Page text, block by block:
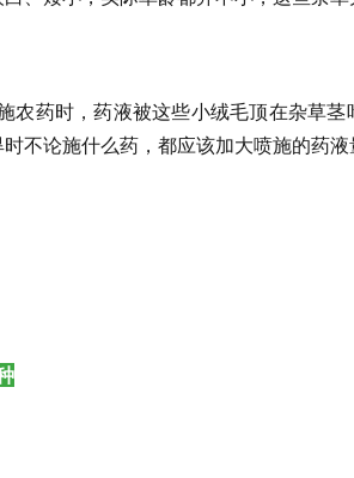
农药时，药液被这些小绒毛顶在杂草
不论施什么药，都应该加大喷施的药